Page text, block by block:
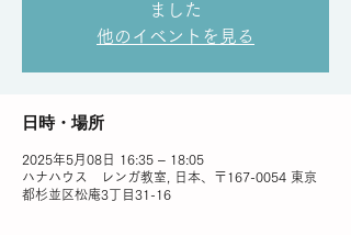
ました
他のイベントを見る
日時・場所
2025年5月08日 16:35 – 18:05
ハナハウス レンガ教室, 日本、〒167-0054 東京
都杉並区松庵3丁目31-16